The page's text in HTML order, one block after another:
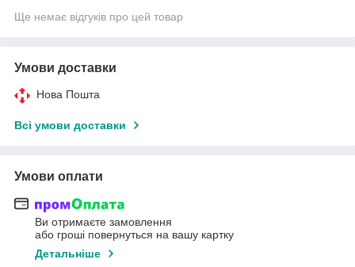
Ще немає відгуків про цей товар
Умови доставки
Нова Пошта
Всі умови доставки
Умови оплати
Ви отримаєте замовлення
або гроші повернуться на вашу картку
Детальніше